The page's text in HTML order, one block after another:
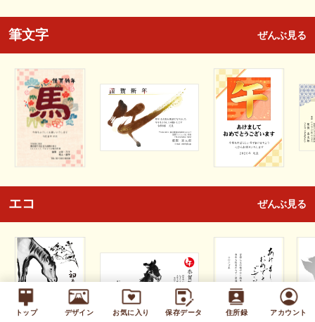
トップ デザイン お気に入り 保存データ 住所録 アカウント
筆文字 ぜんぶ見る
エコ ぜんぶ見る